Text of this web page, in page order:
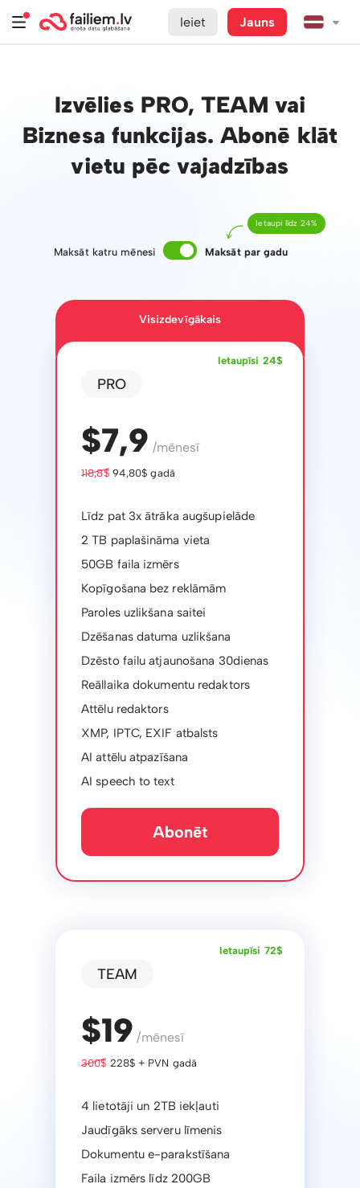
Ieiet Jauns
Izvēlies PRO, TEAM vai
Biznesa funkcijas. Abonē klāt
vietu pēc vajadzības
Ietaupi līdz 24%
Maksāt katru mēnesi Maksāt par gadu
Visizdevīgākais
Ietaupīsi 24$
PRO
$7,9 /mēnesī
118,8$94,80$ gadā
Līdz pat 3x ātrāka augšupielāde
2 TB paplašināma vieta
50GB faila izmērs
Kopīgošana bez reklāmām
Paroles uzlikšana saitei
Dzēšanas datuma uzlikšana
Dzēsto failu atjaunošana 30dienas
Reāllaika dokumentu redaktors
Attēlu redaktors
XMP, IPTC, EXIF ​​atbalsts
AI attēlu atpazīšana
AI speech to text
Abonēt
Ietaupīsi 72$
TEAM
$19 /mēnesī
300$ 228$ + PVN gadā
4 lietotāji un 2TB iekļauti
Jaudīgāks serveru līmenis
Dokumentu e-parakstīšana
Faila izmērs līdz 200GB